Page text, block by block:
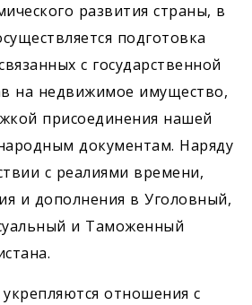
развития страны, в
подготовка
с государственной
на недвижимое имущество,
присоединения нашей
документам. Наряду
с реалиями времени,
и дополнения в Уголовный,
и Таможенный
отношения с